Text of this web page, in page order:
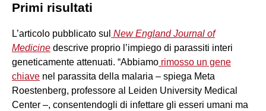
Primi risultati
L’articolo pubblicato sul New England Journal of
Medicine descrive proprio l’impiego di parassiti interi
geneticamente attenuati. “Abbiamo rimosso un gene
chiave nel parassita della malaria – spiega Meta
Roestenberg, professore al Leiden University Medical
Center –, consentendogli di infettare gli esseri umani ma